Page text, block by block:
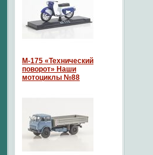
М-175 «Технический
поворот» Наши
мотоциклы №88